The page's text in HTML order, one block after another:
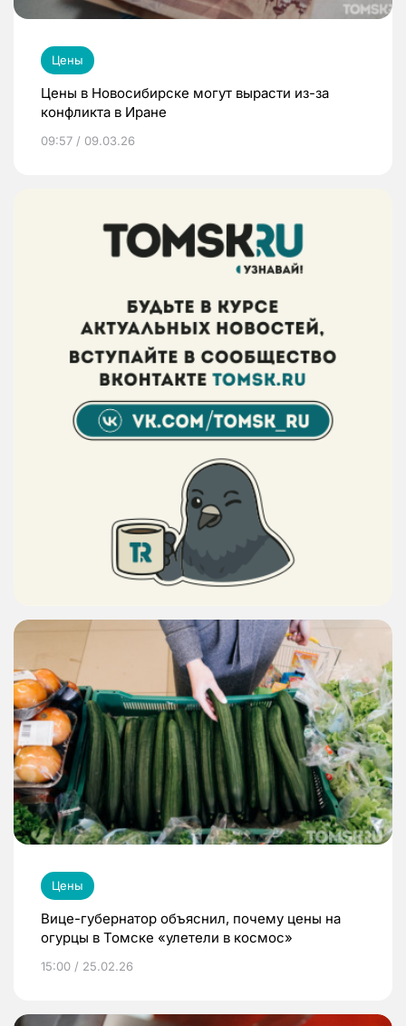
Цены
Цены в Новосибирске могут вырасти из-за
конфликта в Иране
09:57 / 09.03.26
Цены
Вице-губернатор объяснил, почему цены на
огурцы в Томске «улетели в космос»
15:00 / 25.02.26